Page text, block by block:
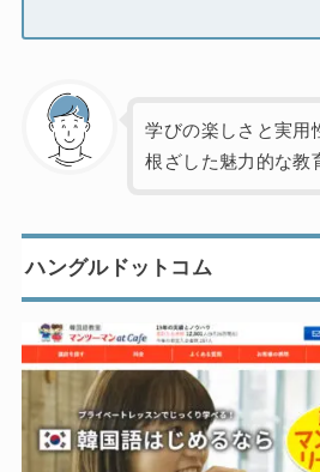
学びの楽しさと実用
根ざした魅力的な教
ハングルドットコム